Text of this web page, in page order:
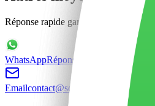
Réponse rapide garantie
WhatsAppRéponse immédiate 24/7
Emailcontact@sos-dj.com